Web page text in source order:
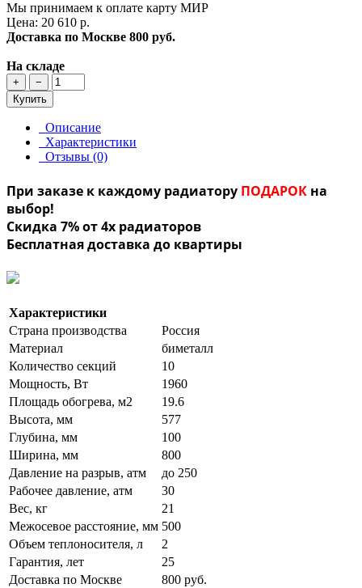
Мы принимаем к оплате карту МИР
Цена: 20 610 р.
Доставка по Москве 800 руб.
На складе
+
−
Купить
Описание
Характеристики
Отзывы (0)
При заказе к каждому радиатору ПОДАРОК на
выбор!
Скидка 7% от 4х радиаторов
Бесплатная доставка до квартиры
Характеристики
Страна производства
Россия
Материал
биметалл
Количество секций
10
Мощность, Вт
1960
Площадь обогрева, м2
19.6
Высота, мм
577
Глубина, мм
100
Ширина, мм
800
Давление на разрыв, атм
до 250
Рабочее давление, атм
30
Вес, кг
21
Межосевое расстояние, мм 500
Объем теплоносителя, л
2
Гарантия, лет
25
Доставка по Москве
800 руб.